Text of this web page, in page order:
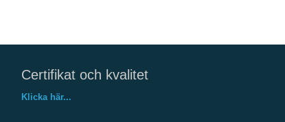
Certifikat och kvalitet
Klicka här...